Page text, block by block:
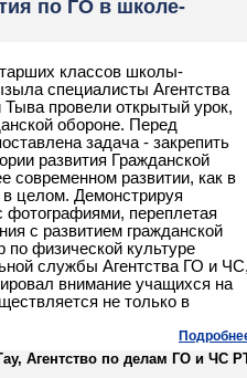
по ГО в школе-
классов школы-
специалисты Агентства
провели открытый урок,
обороне. Перед
задача - закрепить
развития Гражданской
современном развитии, как в
в целом. Демонстрируя
фотографиями, переплетая
с развитием гражданской
по физической культуре
службы Агентства ГО и ЧС,
внимание учащихся на
не только в
Агентство по делам ГО и ЧС